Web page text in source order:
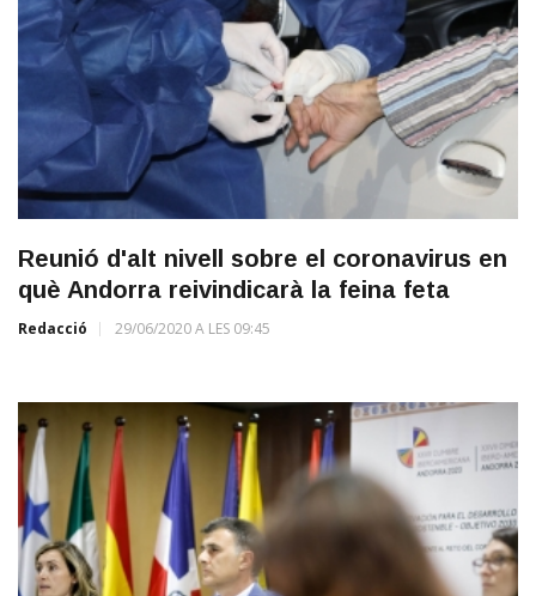
Reunió d'alt nivell sobre el coronavirus en
què Andorra reivindicarà la feina feta
Redacció 29/06/2020 A LES 09:45